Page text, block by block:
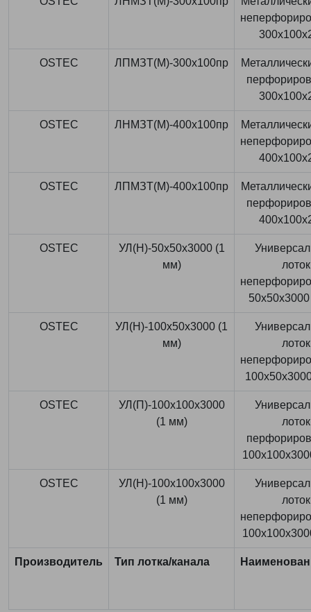
OSTEC ЛПМЗТ(М)-300x100пр
OSTEC ЛНМЗТ(М)-400x100пр
OSTEC ЛПМЗТ(М)-400x100пр
OSTEC
УЛ(Н)-50x50x3000 (1
мм)
лоток
OSTEC
УЛ(Н)-100x50x3000 (1
мм)
лоток
OSTEC
УЛ(П)-100x100x3000
(1 мм)
лоток
OSTEC
УЛ(Н)-100x100x3000
(1 мм)
лоток
Производитель Тип лотка/канала